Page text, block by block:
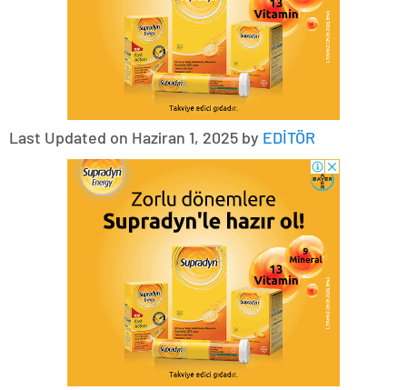
Last Updated on Haziran 1, 2025 by EDİTÖR